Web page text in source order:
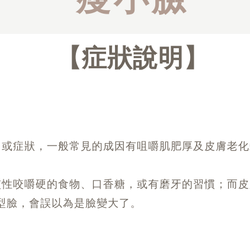
症狀說明
症狀，一般常見的成因有咀嚼肌肥厚及皮膚老化
咬嚼硬的食物、口香糖，或有磨牙的習慣；而
，會誤以為是臉變大了。